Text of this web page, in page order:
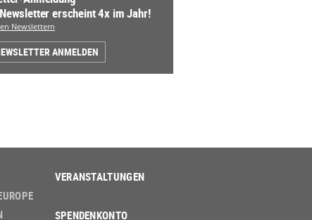
erscheint 4x im Jahr!
Newslettern
ANMELDEN
VERANSTALTUNGEN
SPENDENKONTO